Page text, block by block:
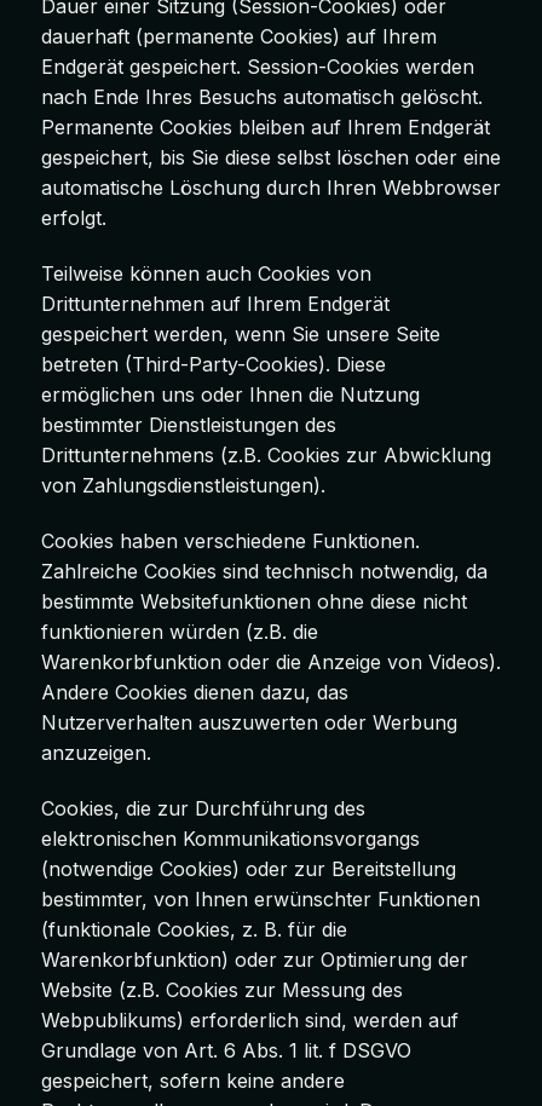
Dauer einer Sitzung (Session-Cookies) oder
dauerhaft (permanente Cookies) auf Ihrem
Endgerät gespeichert. Session-Cookies werden
nach Ende Ihres Besuchs automatisch gelöscht.
Permanente Cookies bleiben auf Ihrem Endgerät
gespeichert, bis Sie diese selbst löschen oder eine
automatische Löschung durch Ihren Webbrowser
erfolgt.
Teilweise können auch Cookies von
Drittunternehmen auf Ihrem Endgerät
gespeichert werden, wenn Sie unsere Seite
betreten (Third-Party-Cookies). Diese
ermöglichen uns oder Ihnen die Nutzung
bestimmter Dienstleistungen des
Drittunternehmens (z.B. Cookies zur Abwicklung
von Zahlungsdienstleistungen).
Cookies haben verschiedene Funktionen.
Zahlreiche Cookies sind technisch notwendig, da
bestimmte Websitefunktionen ohne diese nicht
funktionieren würden (z.B. die
Warenkorbfunktion oder die Anzeige von Videos).
Andere Cookies dienen dazu, das
Nutzerverhalten auszuwerten oder Werbung
anzuzeigen.
Cookies, die zur Durchführung des
elektronischen Kommunikationsvorgangs
(notwendige Cookies) oder zur Bereitstellung
bestimmter, von Ihnen erwünschter Funktionen
(funktionale Cookies, z. B. für die
Warenkorbfunktion) oder zur Optimierung der
Website (z.B. Cookies zur Messung des
Webpublikums) erforderlich sind, werden auf
Grundlage von Art. 6 Abs. 1 lit. f DSGVO
gespeichert, sofern keine andere